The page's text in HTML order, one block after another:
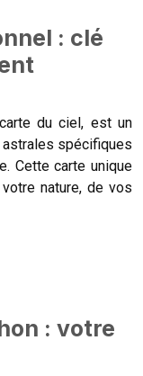
: clé
du ciel, est un
spécifiques
Cette carte unique
nature, de vos
: votre